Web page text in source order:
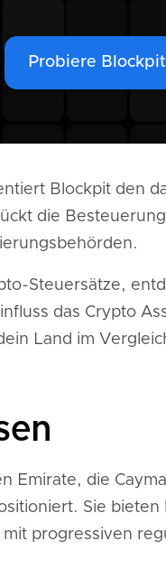
Probiere Blockpit
Blockpit den
die
Steuersätze,
das Crypto
Land im
Emirate, die
Sie
progressiven